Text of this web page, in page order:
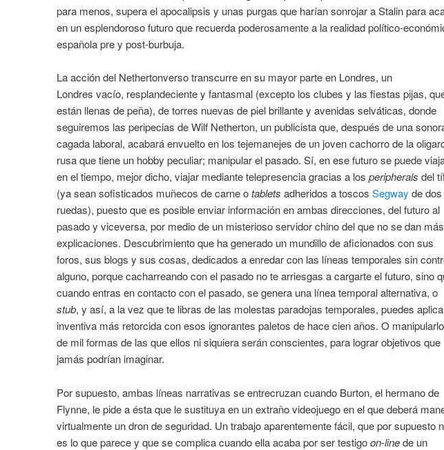
para menos, supera el apocalipsis y unas purgas que harían sonrojar a Stalin para
en un esplendoroso futuro que recuerda poderosamente a la realidad político-
española pre y post-burbuja.
La acción del Nethertonverso transcurre en su mayor parte en Londres, un
Londres vacío, resplandeciente y fantasmal (excepto los clubes y las fiestas pijas,
están llenas de peña), de torres nuevas de piel brillante y avenidas selváticas, donde
seguiremos las peripecias de Wilf Netherton, un publicista que, después de una
cagada laboral, acabará envuelto en los tejemanejes de un joven cachorro de la
rusa que tiene un hobby peculiar; manipular el pasado. Sí, en ese futuro se puede
en el tiempo, mejor dicho, viajar mediante telepresencia gracias a los peripherals del
(ya sean sofisticados muñecos de carne otablets adheridos a toscos Segway de dos
ruedas), puesto que es posible enviar información en ambas direcciones, del futuro al
pasado y viceversa, por medio de un misterioso servidor chino del que no se dan más
explicaciones. Descubrimiento que ha generado un mundillo de aficionados con sus
foros, sus blogs y sus cosas, dedicados a enredar con las líneas temporales sin
alguno, porque cacharreando con el pasado no te arriesgas a cargarte el futuro, sino
cuando entras en contacto con el pasado, se genera una línea temporal alternativa, o
stub, y así, a la vez que te libras de las molestas paradojas temporales, puedes
inventiva más retorcida con esos ignorantes paletos de hace cien años. O
de mil formas de las que ellos ni siquiera serán conscientes, para lograr objetivos que
jamás podrían imaginar.
Por supuesto, ambas líneas narrativas se entrecruzan cuando Burton, el hermano de
Flynne, le pide a ésta que le sustituya en un extraño videojuego en el que deberá
virtualmente un dron de seguridad. Un trabajo aparentemente fácil, que por supuesto
es lo que parece y que se complica cuando ella acaba por ser testigoon-linede un